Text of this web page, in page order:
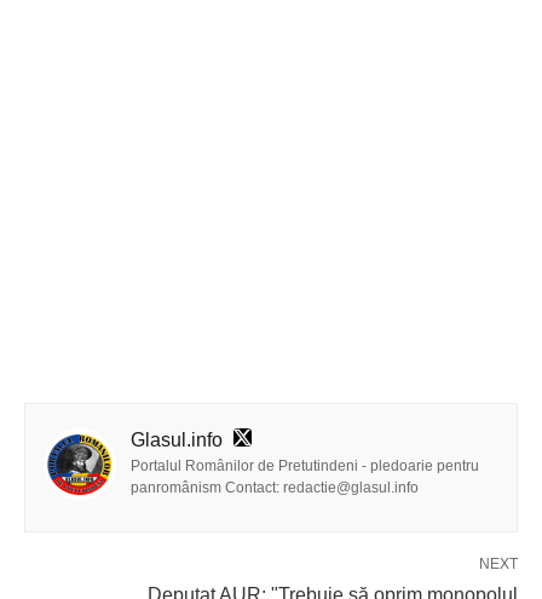
Glasul.info
Portalul Românilor de Pretutindeni - pledoarie pentru
panromânism Contact: redactie@glasul.info
NEXT
Deputat AUR: "Trebuie să oprim monopolul